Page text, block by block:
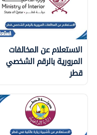
الاستعلام عن المخالفات
المرورية بالرقم الشخصي
قطر